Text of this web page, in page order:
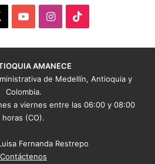
YouTubeInstagram
AMANECE
de Medellín, Antioquia y
Colombia.
a viernes entre las 06:00 y 08:00
horas (CO).
Fernanda Restrepo
Contáctenos